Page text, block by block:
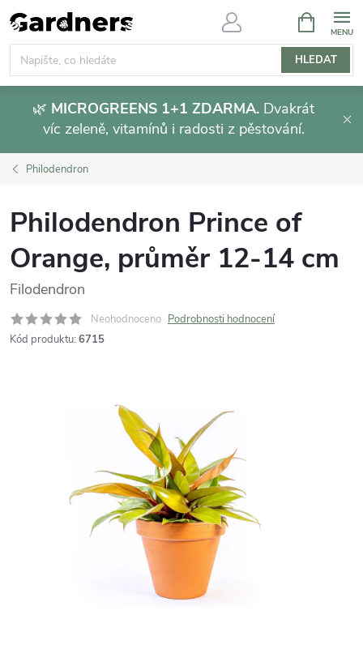
Přejít
na
obsah
HLEDAT
NÁKUPNÍ
KOŠÍK
🌿 MICROGREENS 1+1 ZDARMA. Dvakrát
víc zeleně, vitamínů i radosti z pěstování.
Philodendron
Philodendron Prince of
Orange, průměr 12-14 cm
Filodendron
Neohodnoceno Podrobnosti hodnocení
Kód produktu: 6715